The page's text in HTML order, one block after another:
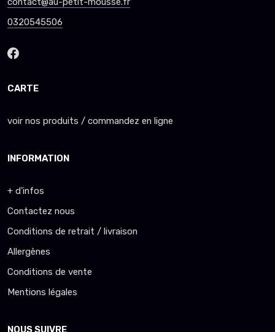
0320545506
CARTE
voir nos produits / commandez en ligne
INFORMATION
+ d'infos
Contactez nous
Conditions de retrait / livraison
Allergènes
Conditions de vente
Mentions légales
NOUS SUIVRE